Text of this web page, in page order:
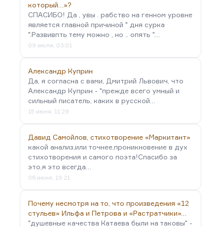
который…»?
СПАСИБО! Да , увы . рабство на генном уровне
является главной причиной " дня сурка
".Развивпть тему можно , но .. опять "…
09 июля, 03:01
Александр Куприн
Да, я согласна с вами, Дмитрий Львович, что
Александр Куприн - "прежде всего умный и
сильный писатель, каких в русской…
15 июня, 11:29
Давид Самойлов, стихотворение «Маркитант»
какой анализ,или точнее,проникновение в дух
стихотворения и самого поэта!Спасибо за
это,я это всегда…
06 июня, 19:21
Почему несмотря на то, что произведения «12
стульев» Ильфа и Петрова и «Растратчики»…
"душевные качества Катаева были на таковы" -